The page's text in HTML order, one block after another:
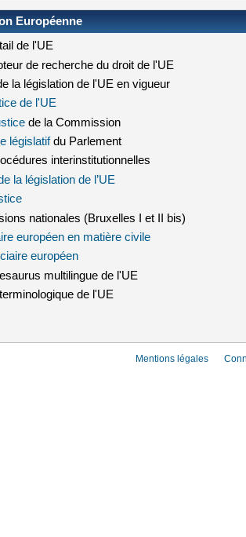
Européenne
est externe)
de l'UE
est externe)
de recherche du droit de l'UE
lien est externe)
la législation de l'UE en vigueur
de l'UE
(le lien est externe)
de la Commission
législatif(le lien est externe)
du Parlement
externe)interinstitutionnelles
la législation de l’UE
(le lien est externe)
est externe)
nationales (Bruxelles I et II bis)
européen en matière civile(le lien est externe)
européen(le lien est externe)
lien est externe)multilingue de l'UE
externe) de l'UE
Mentions légales